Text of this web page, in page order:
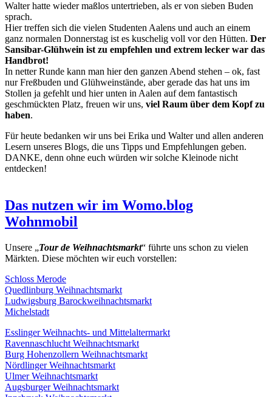
Walter hatte wieder maßlos untertrieben, als er von sieben Buden
sprach.
Hier treffen sich die vielen Studenten Aalens und auch an einem
ganz normalen Donnerstag ist es kuschelig voll vor den Hütten. Der
Sansibar-Glühwein ist zu empfehlen und extrem lecker war das
Handbrot!
In netter Runde kann man hier den ganzen Abend stehen – ok, fast
nur Freßbuden und Glühweinstände, aber gerade das hat uns im
Stollen ja gefehlt und hier unten in Aalen auf dem fantastisch
geschmückten Platz, freuen wir uns, viel Raum über dem Kopf zu
haben.
Für heute bedanken wir uns bei Erika und Walter und allen anderen
Lesern unseres Blogs, die uns Tipps und Empfehlungen geben.
DANKE, denn ohne euch würden wir solche Kleinode nicht
entdecken!
Das nutzen wir im Womo.blog
Wohnmobil
Unsere „Tour de Weihnachtsmarkt“ führte uns schon zu vielen
Märkten. Diese möchten wir euch vorstellen:
Schloss Merode
Quedlinburg Weihnachtsmarkt
Ludwigsburg Barockweihnachtsmarkt
Michelstadt
Esslinger Weihnachts- und Mittelaltermarkt
Ravennaschlucht Weihnachtsmarkt
Burg Hohenzollern Weihnachtsmarkt
Nördlinger Weihnachtsmarkt
Ulmer Weihnachtsmarkt
Augsburger Weihnachtsmarkt